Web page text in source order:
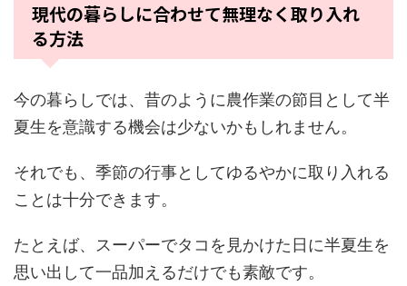
現代の暮らしに合わせて無理なく取り入れ
る方法
今の暮らしでは、昔のように農作業の節目として半
夏生を意識する機会は少ないかもしれません。
それでも、季節の行事としてゆるやかに取り入れる
ことは十分できます。
たとえば、スーパーでタコを見かけた日に半夏生を
思い出して一品加えるだけでも素敵です。